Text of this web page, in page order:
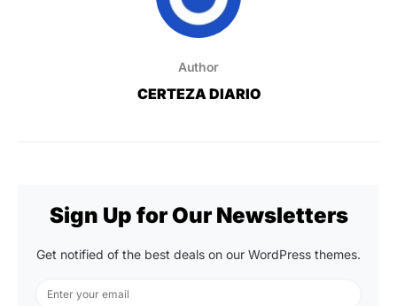
Author
CERTEZA DIARIO
Sign Up for Our Newsletters
Get notified of the best deals on our WordPress themes.